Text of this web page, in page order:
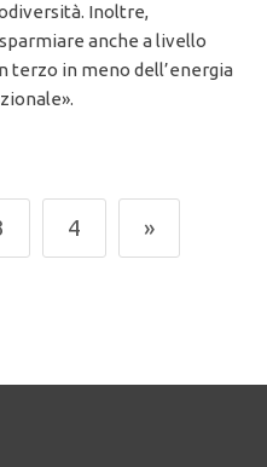
Inoltre,
anche a livello
terzo in meno dell’energia
4 »